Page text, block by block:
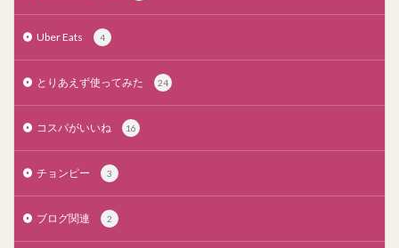
Uber Eats 4
とりあえず使ってみた 24
コスパがいいね 16
チョンピー 3
ブログ関連 2